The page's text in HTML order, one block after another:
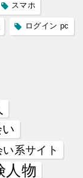
スマホ
ログイン pc
い系サイト
人物